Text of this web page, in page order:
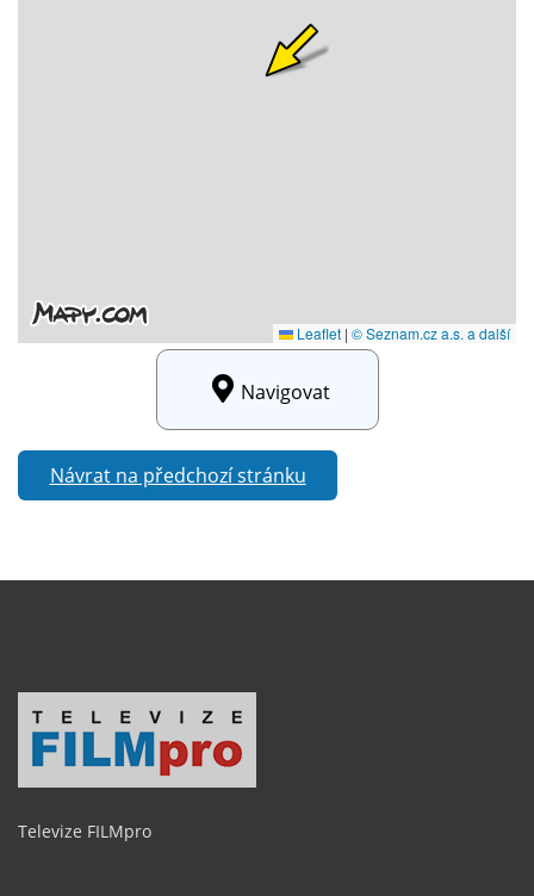
Navigovat
Návrat na předchozí stránku
Televize FILMpro